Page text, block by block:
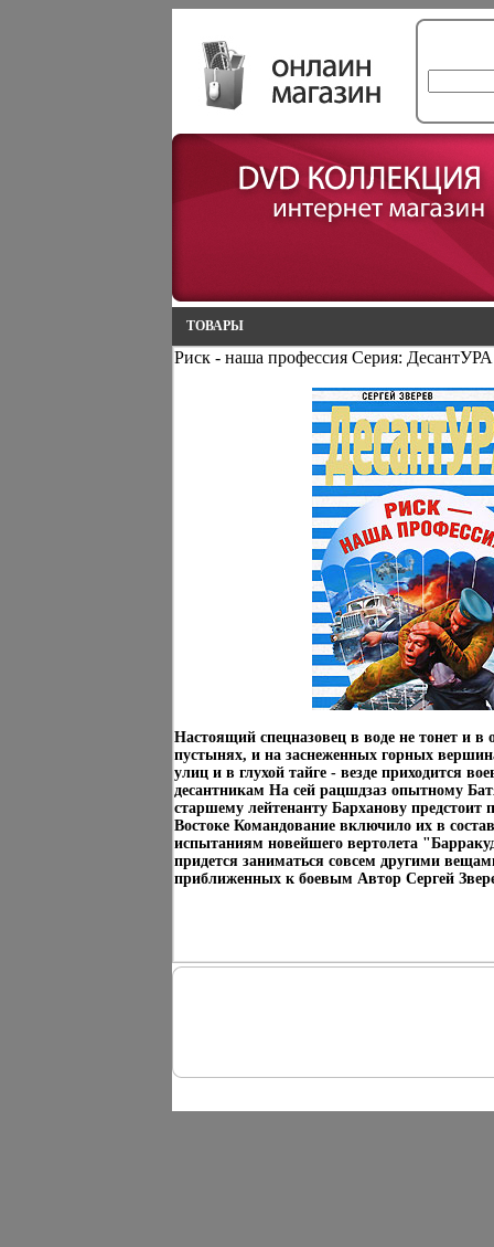
ТОВАРЫ
Риск - наша профессия Серия:
Настоящий спецназовец в воде не тонет и в
пустынях, и на заснеженных горных
улиц и в глухой тайге - везде приходится
десантникам На сей рацшдзаз опытному
старшему лейтенанту Барханову предстоит
Востоке Командование включило их в
испытаниям новейшего вертолета
придется заниматься совсем другими
приближенных к боевым Автор Сергей